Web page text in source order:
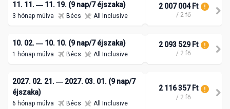
11. 11. ― 11. 19. (9 nap/7 éjszaka)
3 hónap múlva Bécs All Inclusive
2 007 004 Ft
/ 2 fő
10. 02. ― 10. 10. (9 nap/7 éjszaka)
1 hónap múlva Bécs All Inclusive
2 093 529 Ft
/ 2 fő
2027. 02. 21. ― 2027. 03. 01. (9 nap/7
éjszaka)
6 hónap múlva Bécs All Inclusive
2 116 357 Ft
/ 2 fő